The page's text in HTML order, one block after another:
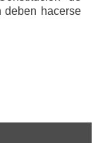
deben hacerse